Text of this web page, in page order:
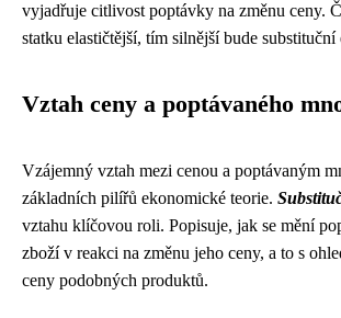
vyjadřuje citlivost poptávky na změnu ceny.
statku elastičtější, tím silnější bude substituční
Vztah ceny a poptávaného
Vzájemný vztah mezi cenou a poptávaným
základních pilířů ekonomické teorie.
vztahu klíčovou roli. Popisuje, jak se mění
zboží v reakci na změnu jeho ceny, a to s
ceny podobných produktů.